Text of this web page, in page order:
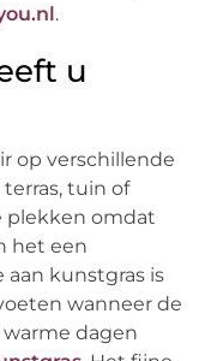
.
u
op verschillende
tuin of
plekken omdat
het een
kunstgras is
wanneer de
dagen